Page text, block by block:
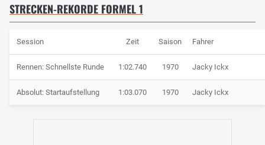
STRECKEN-REKORDE FORMEL 1
Session Zeit Saison Fahrer
Rennen: Schnellste Runde 1:02.740 1970 Jacky Ickx
Absolut: Startaufstellung 1:03.070 1970 Jacky Ickx